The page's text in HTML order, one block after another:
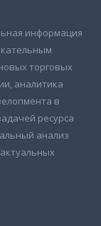
информация
торговых
аналитика
в
ресурса
анализ